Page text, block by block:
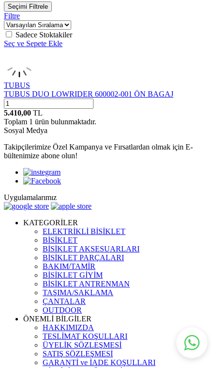
Seçimi Filtrele
Filtre
Sadece Stoktakiler
Seç ve Sepete Ekle
TUBUS
TUBUS DUO LOWRIDER 600002-001 ÖN BAGAJ
5.410,00 TL
Toplam 1 ürün bulunmaktadır.
Sosyal Medya
Takipçilerimize Özel Kampanya ve Fırsatlardan olmak için E-
bültenimize abone olun!
Uygulamalarımız
KATEGORİLER
ELEKTRİKLİ BİSİKLET
BİSİKLET
BİSİKLET AKSESUARLARI
BİSİKLET PARÇALARI
BAKIM/TAMİR
BİSİKLET GİYİM
BİSİKLET ANTRENMAN
TAŞIMA/SAKLAMA
ÇANTALAR
OUTDOOR
ÖNEMLİ BİLGİLER
HAKKIMIZDA
TESLİMAT KOŞULLARI
ÜYELİK SÖZLEŞMESİ
SATIŞ SÖZLEŞMESİ
GARANTİ ve İADE KOŞULLARI